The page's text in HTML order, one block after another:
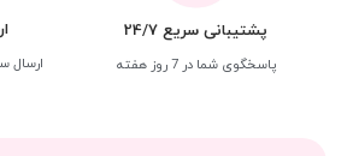
پشتیبانی سریع 24/7
پاسخگوی شما در 7 روز هفته ارسال